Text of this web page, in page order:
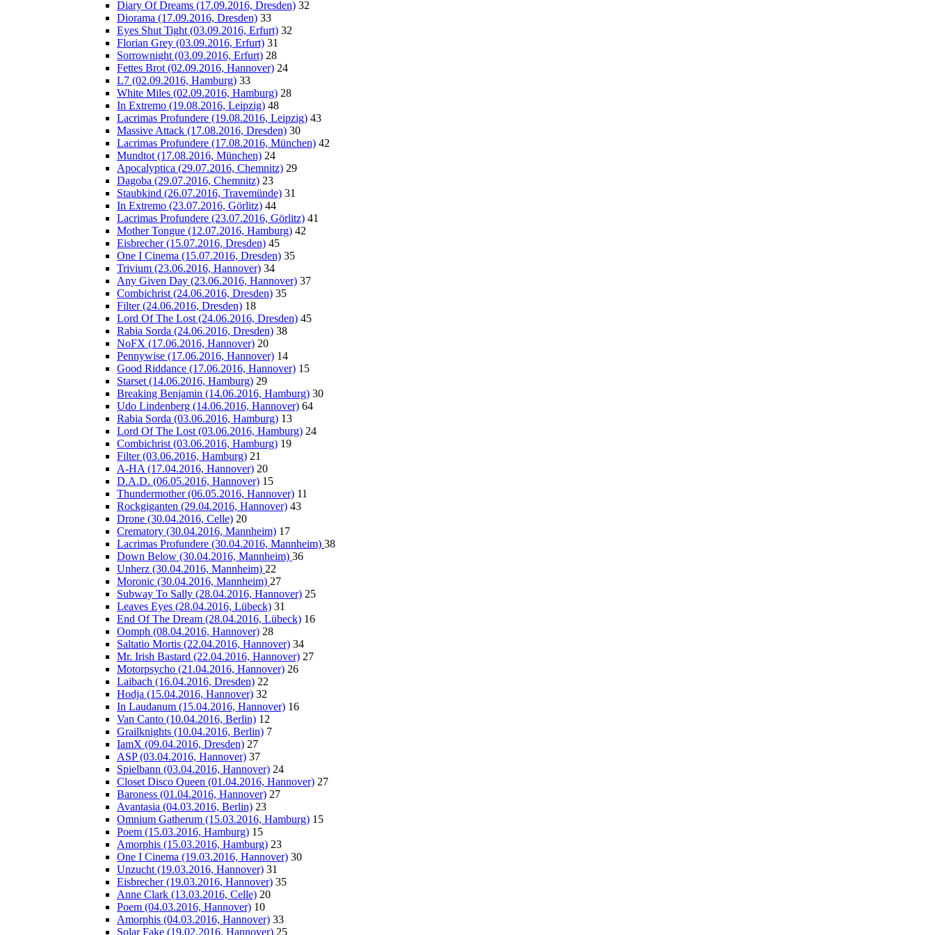
Diary Of Dreams (17.09.2016, Dresden) 32
Diorama (17.09.2016, Dresden) 33
Eyes Shut Tight (03.09.2016, Erfurt) 32
Florian Grey (03.09.2016, Erfurt) 31
Sorrownight (03.09.2016, Erfurt) 28
Fettes Brot (02.09.2016, Hannover) 24
L7 (02.09.2016, Hamburg) 33
White Miles (02.09.2016, Hamburg) 28
In Extremo (19.08.2016, Leipzig) 48
Lacrimas Profundere (19.08.2016, Leipzig) 43
Massive Attack (17.08.2016, Dresden) 30
Lacrimas Profundere (17.08.2016, München) 42
Mundtot (17.08.2016, München) 24
Apocalyptica (29.07.2016, Chemnitz) 29
Dagoba (29.07.2016, Chemnitz) 23
Staubkind (26.07.2016, Travemünde) 31
In Extremo (23.07.2016, Görlitz) 44
Lacrimas Profundere (23.07.2016, Görlitz) 41
Mother Tongue (12.07.2016, Hamburg) 42
Eisbrecher (15.07.2016, Dresden) 45
One I Cinema (15.07.2016, Dresden) 35
Trivium (23.06.2016, Hannover) 34
Any Given Day (23.06.2016, Hannover) 37
Combichrist (24.06.2016, Dresden) 35
Filter (24.06.2016, Dresden) 18
Lord Of The Lost (24.06.2016, Dresden) 45
Rabia Sorda (24.06.2016, Dresden) 38
NoFX (17.06.2016, Hannover) 20
Pennywise (17.06.2016, Hannover) 14
Good Riddance (17.06.2016, Hannover) 15
Starset (14.06.2016, Hamburg) 29
Breaking Benjamin (14.06.2016, Hamburg) 30
Udo Lindenberg (14.06.2016, Hannover) 64
Rabia Sorda (03.06.2016, Hamburg) 13
Lord Of The Lost (03.06.2016, Hamburg) 24
Combichrist (03.06.2016, Hamburg) 19
Filter (03.06.2016, Hamburg) 21
A-HA (17.04.2016, Hannover) 20
D.A.D. (06.05.2016, Hannover) 15
Thundermother (06.05.2016, Hannover) 11
Rockgiganten (29.04.2016, Hannover) 43
Drone (30.04.2016, Celle) 20
Crematory (30.04.2016, Mannheim) 17
Lacrimas Profundere (30.04.2016, Mannheim) 38
Down Below (30.04.2016, Mannheim) 36
Unherz (30.04.2016, Mannheim) 22
Moronic (30.04.2016, Mannheim) 27
Subway To Sally (28.04.2016, Hannover) 25
Leaves Eyes (28.04.2016, Lübeck) 31
End Of The Dream (28.04.2016, Lübeck) 16
Oomph (08.04.2016, Hannover) 28
Saltatio Mortis (22.04.2016, Hannover) 34
Mr. Irish Bastard (22.04.2016, Hannover) 27
Motorpsycho (21.04.2016, Hannover) 26
Laibach (16.04.2016, Dresden) 22
Hodja (15.04.2016, Hannover) 32
In Laudanum (15.04.2016, Hannover) 16
Van Canto (10.04.2016, Berlin) 12
Grailknights (10.04.2016, Berlin) 7
IamX (09.04.2016, Dresden) 27
ASP (03.04.2016, Hannover) 37
Spielbann (03.04.2016, Hannover) 24
Closet Disco Queen (01.04.2016, Hannover) 27
Baroness (01.04.2016, Hannover) 27
Avantasia (04.03.2016, Berlin) 23
Omnium Gatherum (15.03.2016, Hamburg) 15
Poem (15.03.2016, Hamburg) 15
Amorphis (15.03.2016, Hamburg) 23
One I Cinema (19.03.2016, Hannover) 30
Unzucht (19.03.2016, Hannover) 31
Eisbrecher (19.03.2016, Hannover) 35
Anne Clark (13.03.2016, Celle) 20
Poem (04.03.2016, Hannover) 10
Amorphis (04.03.2016, Hannover) 33
Solar Fake (19.02.2016, Hannover) 25